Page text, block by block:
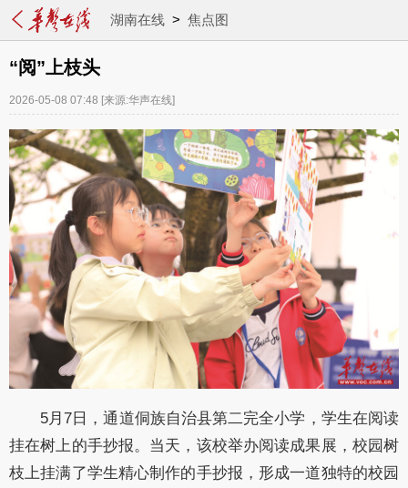
湖南在线> 焦点图
“阅”上枝头
2026-05-08 07:48 [来源:华声在线]
5月7日，通道侗族自治县第二完全小学，学生在阅读
挂在树上的手抄报。当天，该校举办阅读成果展，校园树
枝上挂满了学生精心制作的手抄报，形成一道独特的校园